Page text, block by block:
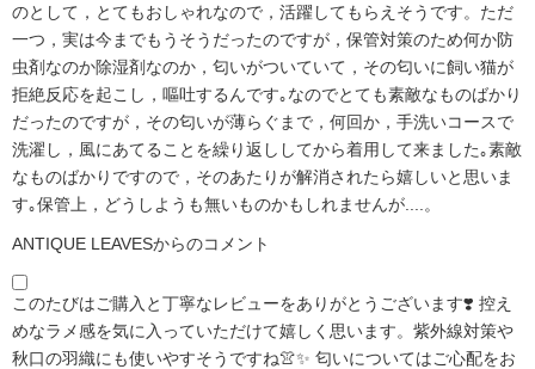
のとして，とてもおしゃれなので，活躍してもらえそうです。ただ
一つ，実は今までもうそうだったのですが，保管対策のため何か防
虫剤なのか除湿剤なのか，匂いがついていて，その匂いに飼い猫が
拒絶反応を起こし，嘔吐するんです｡なのでとても素敵なものばかり
だったのですが，その匂いが薄らぐまで，何回か，手洗いコースで
洗濯し，風にあてることを繰り返ししてから着用して来ました｡素敵
なものばかりですので，そのあたりが解消されたら嬉しいと思いま
す｡保管上，どうしようも無いものかもしれませんが....。
ANTIQUE LEAVESからのコメント
このたびはご購入と丁寧なレビューをありがとうございます❣️ 控え
めなラメ感を気に入っていただけて嬉しく思います。紫外線対策や
秋口の羽織にも使いやすそうですね👚✨ 匂いについてはご心配をお